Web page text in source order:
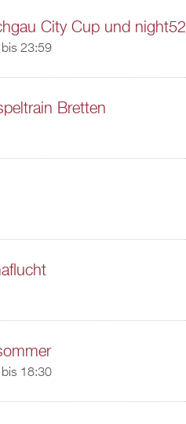
City Cup und night52
23:59
Bretten
18:30